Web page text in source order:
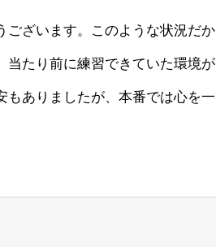
ございます。このような状況だか
当たり前に練習できていた環境が
もありましたが、本番では心を一